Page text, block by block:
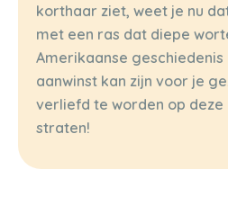
korthaar ziet, weet je nu
met een ras dat diepe
Amerikaanse
aanwinst kan zijn voor je
verliefd te worden op deze
straten!